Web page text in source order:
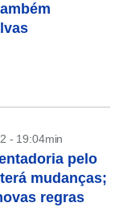
- 19:04min
pelo
mudanças;
regras